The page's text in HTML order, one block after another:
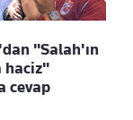
"Salah'ın
haciz"
cevap